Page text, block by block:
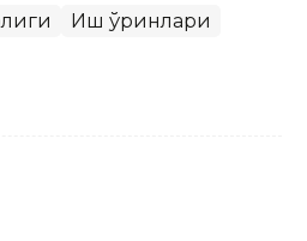
Иш ўринлари